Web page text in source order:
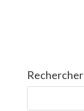
Rechercher